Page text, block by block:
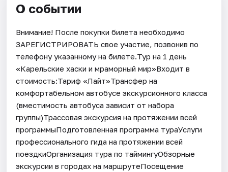
О событии
Внимание! После покупки билета необходимо
ЗАРЕГИСТРИРОВАТЬ свое участие, позвонив по
телефону указанному на билете.Тур на 1 день
«Карельские хаски и мраморный мир»Входит в
стоимость:Тариф «Лайт»Трансфер на
комфортабельном автобусе экскурсионного класса
(вместимость автобуса зависит от набора
группы)Трассовая экскурсия на протяжении всей
программыПодготовленная программа тураУслуги
профессионального гида на протяжении всей
поездкиОрганизация тура по таймингуОбзорные
экскурсии в городах на маршрутеПосещение